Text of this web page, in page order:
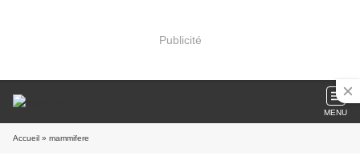
Publicité
MENU
Accueil » mammifere